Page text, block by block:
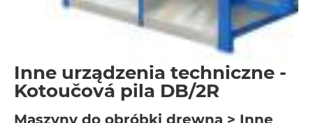
Inne urządzenia techniczne -
Kotoučová pila DB/2R
Maszyny do obróbki drewna > Inne